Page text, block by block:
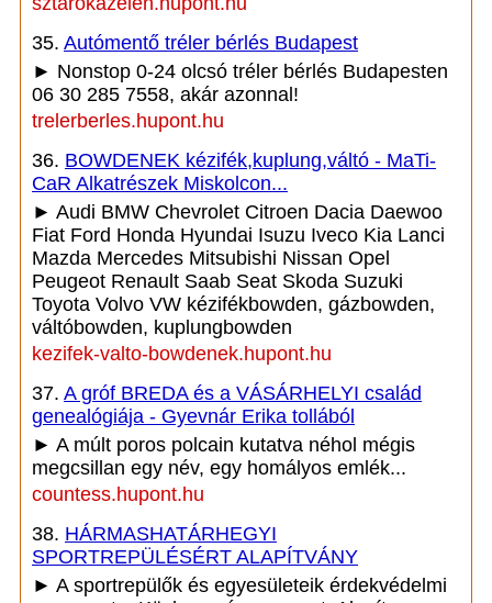
35. Autómentő tréler bérlés Budapest
► Nonstop 0-24 olcsó tréler bérlés Budapesten
06 30 285 7558, akár azonnal!
trelerberles.hupont.hu
36. BOWDENEK kézifék,kuplung,váltó - MaTi-
CaR Alkatrészek Miskolcon...
► Audi BMW Chevrolet Citroen Dacia Daewoo
Fiat Ford Honda Hyundai Isuzu Iveco Kia Lanci
Mazda Mercedes Mitsubishi Nissan Opel
Peugeot Renault Saab Seat Skoda Suzuki
Toyota Volvo VW kézifékbowden, gázbowden,
váltóbowden, kuplungbowden
kezifek-valto-bowdenek.hupont.hu
37. A gróf BREDA és a VÁSÁRHELYI család
genealógiája - Gyevnár Erika tollából
► A múlt poros polcain kutatva néhol mégis
megcsillan egy név, egy homályos emlék...
countess.hupont.hu
38. HÁRMASHATÁRHEGYI
SPORTREPÜLÉSÉRT ALAPÍTVÁNY
► A sportrepülők és egyesületeik érdekvédelmi